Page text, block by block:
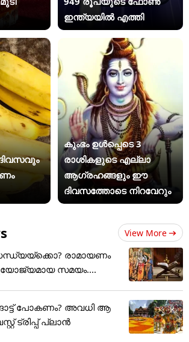
ഇന്ത്യയിൽ എത്തി
കുംഭം ഉൾപ്പെടെ 3
രാശികളുടെ എല്ലാ
ആഗ്രഹങ്ങളും ഈ
ദിവസത്തോടെ നിറവേറും
View More
രാമായണം
സമയം....
പോകണം? അവധി ആ
ട്രിപ്പ് പ്ലാൻ